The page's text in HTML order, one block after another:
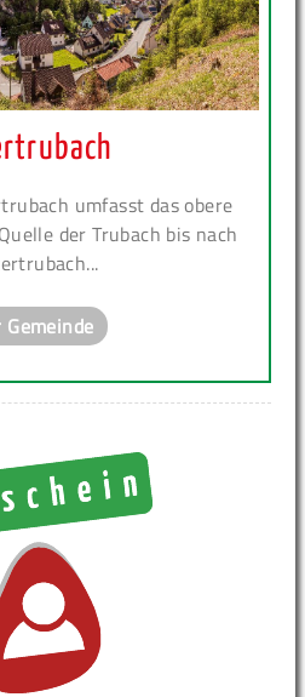
umfasst das obere
der Trubach bis nach
Gemeinde